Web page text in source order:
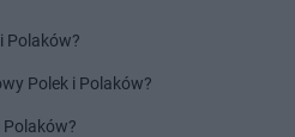
Polaków?
Polek i Polaków?